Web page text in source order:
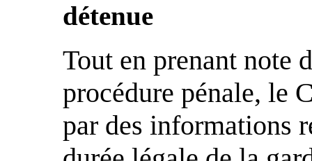
détenue
Tout en prenant note
procédure pénale, le
par des informations